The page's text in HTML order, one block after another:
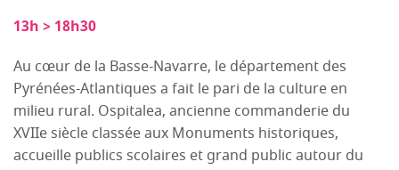
13h > 18h30
Au cœur de la Basse-Navarre, le département des
Pyrénées-Atlantiques a fait le pari de la culture en
milieu rural. Ospitalea, ancienne commanderie du
XVIIe siècle classée aux Monuments historiques,
accueille publics scolaires et grand public autour du